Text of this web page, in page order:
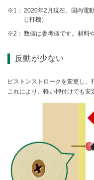
2020年2月現在。国内電
じ打機）
数値は参考値です。材料
反動が少ない
ピストンストロークを変更し、
これにより、軽い押付けでも安